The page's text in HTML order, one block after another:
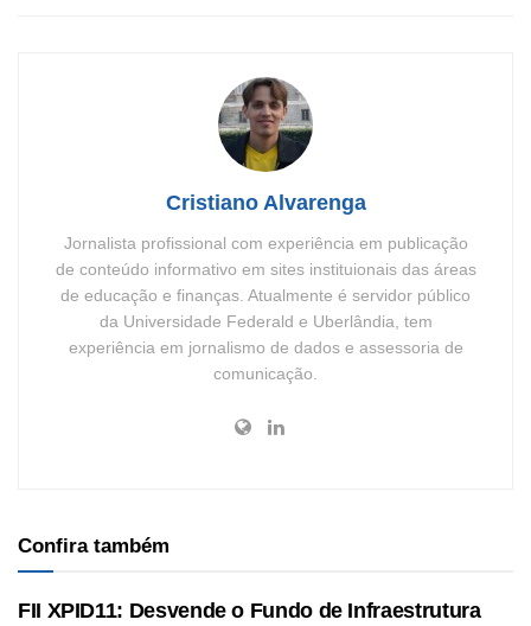
Cristiano Alvarenga
Jornalista profissional com experiência em publicação
de conteúdo informativo em sites instituionais das áreas
de educação e finanças. Atualmente é servidor público
da Universidade Federald e Uberlândia, tem
experiência em jornalismo de dados e assessoria de
comunicação.
Confira também
FII XPID11: Desvende o Fundo de Infraestrutura